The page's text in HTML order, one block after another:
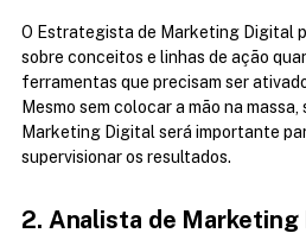
O Estrategista de Marketing Digital
sobre conceitos e linhas de ação
ferramentas que precisam ser
Mesmo sem colocar a mão na
Marketing Digital será importante
supervisionar os resultados.
2. Analista de